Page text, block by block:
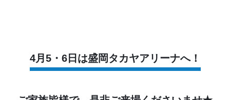
4月5・6日は盛岡タカヤアリーナへ！